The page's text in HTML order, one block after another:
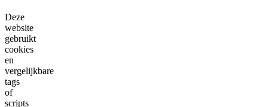
Deze
website
gebruikt
cookies
en
vergelijkbare
tags
of
scripts